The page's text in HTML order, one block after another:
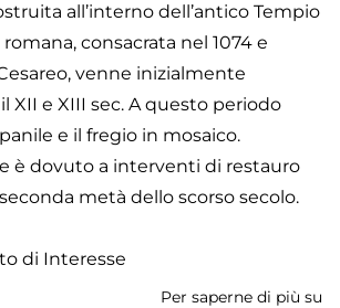
all’interno dell’antico Tempio
consacrata nel 1074 e
venne inizialmente
XII e XIII sec. A questo periodo
e il fregio in mosaico.
è dovuto a interventi di restauro
metà dello scorso secolo.
di Interesse
Per saperne di più su